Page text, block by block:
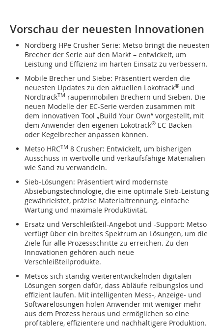
Vorschau der neuesten Innovationen
Nordberg HPe Crusher Serie: Metso bringt die neuesten
Brecher der Serie auf den Markt – entwickelt, um
Leistung und Effizienz im harten Einsatz zu verbessern.
Mobile Brecher und Siebe: Präsentiert werden die
neuesten Updates zu den aktuellen Lokotrack® und
NordtrackTM raupenmobilen Brechern und Sieben. Die
neuen Modelle der EC-Serie werden zusammen mit
dem innovativen Tool „Build Your Own“ vorgestellt, mit
dem Anwender den eigenen Lokotrack® EC-Backen-
oder Kegelbrecher anpassen können.
Metso HRCTM 8 Crusher: Entwickelt, um bisherigen
Ausschuss in wertvolle und verkaufsfähige Materialien
wie Sand zu verwandeln.
Sieb-Lösungen: Präsentiert wird modernste
Absiebungstechnologie, die eine optimale Sieb-Leistung
gewährleistet, präzise Materialtrennung, einfache
Wartung und maximale Produktivität.
Ersatz und Verschleißteil-Angebot und -Support: Metso
verfügt über ein breites Spektrum an Lösungen, um die
Ziele für alle Prozessschritte zu erreichen. Zu den
Innovationen gehören auch neue
Verschleißteilprodukte.
Metsos sich ständig weiterentwickelnden digitalen
Lösungen sorgen dafür, dass Abläufe reibungslos und
effizient laufen. Mit intelligenten Mess-, Anzeige- und
Softwarelösungen holen Anwender mit weniger mehr
aus dem Prozess heraus und ermöglichen so eine
profitablere, effizientere und nachhaltigere Produktion.